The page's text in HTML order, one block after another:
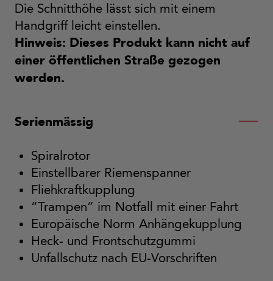
Die Schnitthöhe lässt sich mit einem
Handgriff leicht einstellen.
Hinweis: Dieses Produkt kann nicht auf
einer öffentlichen Straße gezogen
werden.
Serienmässig
Spiralrotor
Einstellbarer Riemenspanner
Fliehkraftkupplung
“Trampen” im Notfall mit einer Fahrt
Europäische Norm Anhängekupplung
Heck- und Frontschutzgummi
Unfallschutz nach EU-Vorschriften